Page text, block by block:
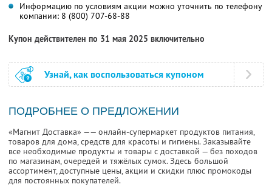
Информацию по условиям акции можно уточнить по телефону
компании: 8 (800) 707-68-88
Купон действителен по 31 мая 2025 включительно
Узнай, как воспользоваться купоном
ПОДРОБНЕЕ О ПРЕДЛОЖЕНИИ
«Магнит Доставка» —— онлайн-супермаркет продуктов питания,
товаров для дома, средств для красоты и гигиены. Заказывайте
все необходимые продукты и товары с доставкой — без походов
по магазинам, очередей и тяжёлых сумок. Здесь большой
ассортимент, доступные цены, акции и скидки плюс промокоды
для постоянных покупателей.